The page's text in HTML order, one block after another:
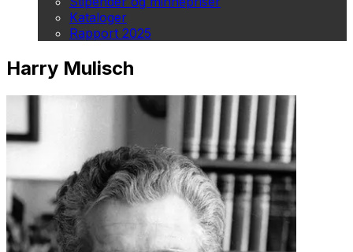
Kataloger
Rapport 2025
Harry Mulisch